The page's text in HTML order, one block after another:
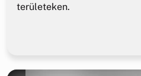
területeken.